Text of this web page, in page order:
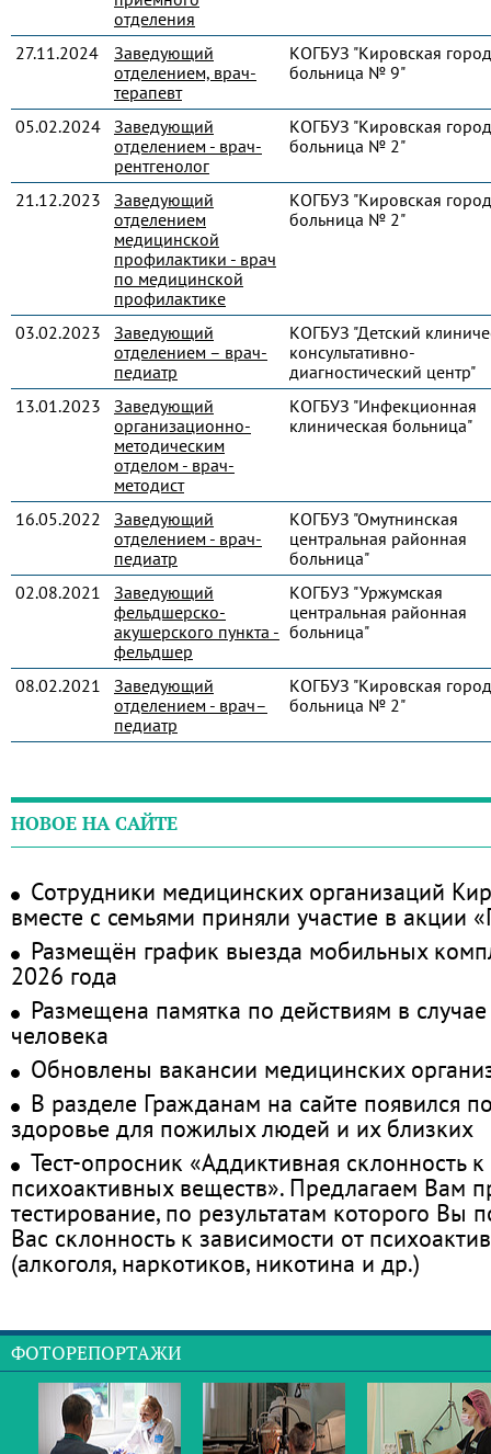
отделения
27.11.2024
Заведующий
отделением, врач-
терапевт
КОГБУЗ "Кировская
больница № 9"
05.02.2024 Заведующий
отделением - врач-
рентгенолог
КОГБУЗ "Кировская
больница № 2"
21.12.2023
Заведующий
отделением
медицинской
профилактики - врач
по медицинской
профилактике
КОГБУЗ "Кировская
больница № 2"
03.02.2023
Заведующий
отделением – врач-
педиатр
КОГБУЗ "Детский
консультативно-
диагностический центр"
13.01.2023
Заведующий
организационно-
методическим
отделом - врач-
методист
КОГБУЗ "Инфекционная
клиническая больница"
16.05.2022
Заведующий
отделением - врач-
педиатр
КОГБУЗ "Омутнинская
центральная районная
больница"
02.08.2021
Заведующий
фельдшерско-
акушерского пункта -
фельдшер
КОГБУЗ "Уржумская
центральная районная
больница"
08.02.2021
Заведующий
отделением - врач–
педиатр
КОГБУЗ "Кировская
больница № 2"
НОВОЕ НА САЙТЕ
Сотрудники медицинских организаций
вместе с семьями приняли участие в акции
Размещён график выезда мобильных
2026 года
Размещена памятка по действиям в
человека
Обновлены вакансии медицинских
В разделе Гражданам на сайте появился
здоровье для пожилых людей и их близких
Тест-опросник «Аддиктивная склонность
психоактивных веществ». Предлагаем Вам
тестирование, по результатам которого Вы
Вас склонность к зависимости от
(алкоголя, наркотиков, никотина и др.)
ФОТОРЕПОРТАЖИ